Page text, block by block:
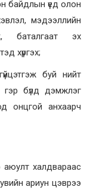
байдлын үед олон
мэдээллийн
баталгаат эх
хүргэх;
буй нийт
бүлд дэмжлэг
онцгой анхаарч
халдвараас
ариун цэврээ